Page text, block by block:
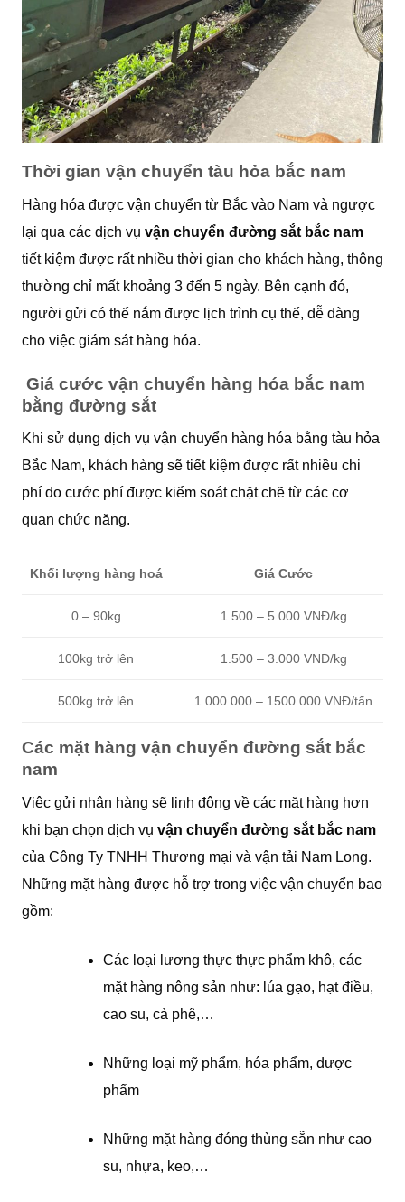
Thời gian vận chuyển tàu hỏa bắc nam
Hàng hóa được vận chuyển từ Bắc vào Nam và ngược
lại qua các dịch vụ vận chuyển đường sắt bắc nam
tiết kiệm được rất nhiều thời gian cho khách hàng, thông
thường chỉ mất khoảng 3 đến 5 ngày. Bên cạnh đó,
người gửi có thể nắm được lịch trình cụ thể, dễ dàng
cho việc giám sát hàng hóa.
Giá cước vận chuyển hàng hóa bắc nam
bằng đường sắt
Khi sử dụng dịch vụ vận chuyển hàng hóa bằng tàu hỏa
Bắc Nam, khách hàng sẽ tiết kiệm được rất nhiều chi
phí do cước phí được kiểm soát chặt chẽ từ các cơ
quan chức năng.
Khối lượng hàng hoá Giá Cước
0 – 90kg 1.500 – 5.000 VNĐ/kg
100kg trở lên 1.500 – 3.000 VNĐ/kg
500kg trở lên 1.000.000 – 1500.000 VNĐ/tấn
Các mặt hàng vận chuyển đường sắt bắc
nam
Việc gửi nhận hàng sẽ linh động về các mặt hàng hơn
khi bạn chọn dịch vụ vận chuyển đường sắt bắc nam
của Công Ty TNHH Thương mại và vận tải Nam Long.
Những mặt hàng được hỗ trợ trong việc vận chuyển bao
gồm:
Các loại lương thực thực phẩm khô, các
mặt hàng nông sản như: lúa gạo, hạt điều,
cao su, cà phê,…
Những loại mỹ phẩm, hóa phẩm, dược
phẩm
Những mặt hàng đóng thùng sẵn như cao
su, nhựa, keo,…